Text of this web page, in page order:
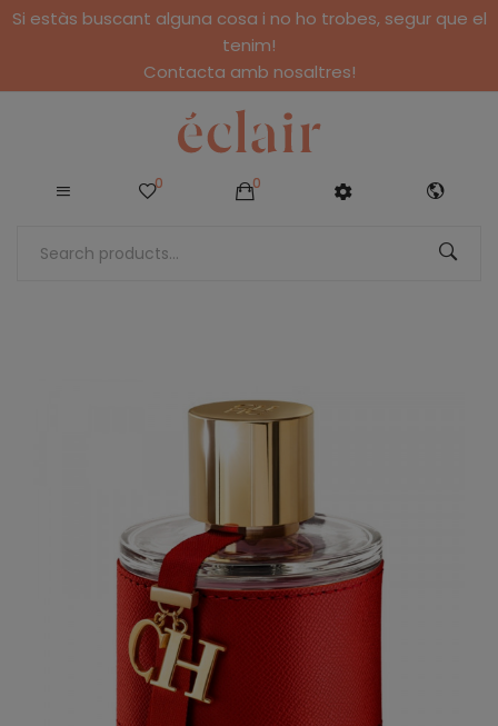
Si estàs buscant alguna cosa i no ho trobes, segur que el
tenim!
Contacta amb nosaltres!
0 0